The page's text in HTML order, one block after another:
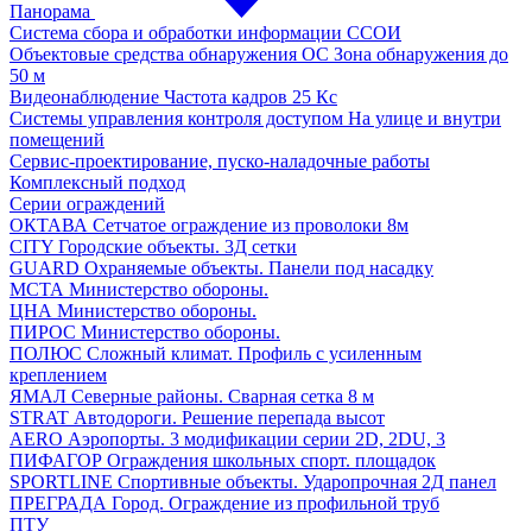
Панорама
Система сбора и обработки информации ССОИ
Объектовые средства обнаружения ОС Зона обнаружения до
50 м
Видеонаблюдение Частота кадров 25 Кс
Системы управления контроля доступом На улице и внутри
помещений
Сервис-проектирование, пуско-наладочные работы
Комплексный подход
Серии ограждений
ОКТАВА Сетчатое ограждение из проволоки 8м
CITY Городские объекты. 3Д сетки
GUARD Охраняемые объекты. Панели под насадку
МСТА Министерство обороны.
ЦНА Министерство обороны.
ПИРОС Министерство обороны.
ПОЛЮС Сложный климат. Профиль с усиленным
креплением
ЯМАЛ Северные районы. Сварная сетка 8 м
STRAT Автодороги. Решение перепада высот
AERO Аэропорты. 3 модификации серии 2D, 2DU, 3
ПИФАГОР Ограждения школьных спорт. площадок
SPORTLINE Спортивные объекты. Ударопрочная 2Д панел
ПРЕГРАДА Город. Ограждение из профильной труб
ПТУ